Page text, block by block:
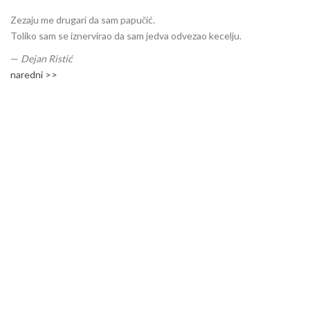
Zezaju me drugari da sam papučić.
Toliko sam se iznervirao da sam jedva odvezao kecelju.
— Dejan Ristić
naredni >>